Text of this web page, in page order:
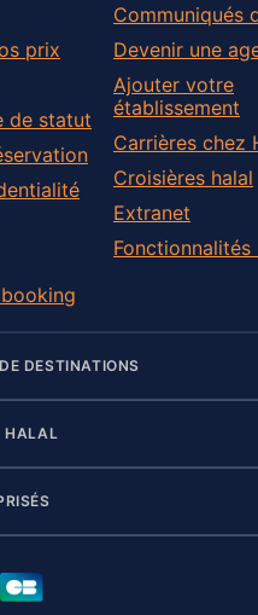
prix
de statut
Communiqués
Devenir une
Ajouter votre
établissement
Carrières chez
Croisières halal
Extranet
Fonctionnalités
DESTINATIONS
HALAL